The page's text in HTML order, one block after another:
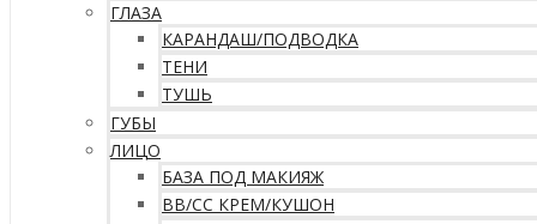
ГЛАЗА
КАРАНДАШ/ПОДВОДКА
ТЕНИ
ТУШЬ
ГУБЫ
ЛИЦО
БАЗА ПОД МАКИЯЖ
ВВ/CC КРЕМ/КУШОН